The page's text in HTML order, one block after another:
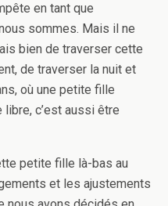
en tant que
sommes. Mais il ne
bien de traverser cette
de traverser la nuit et
où une petite fille
libre, c’est aussi être
petite fille là-bas au
et les ajustements